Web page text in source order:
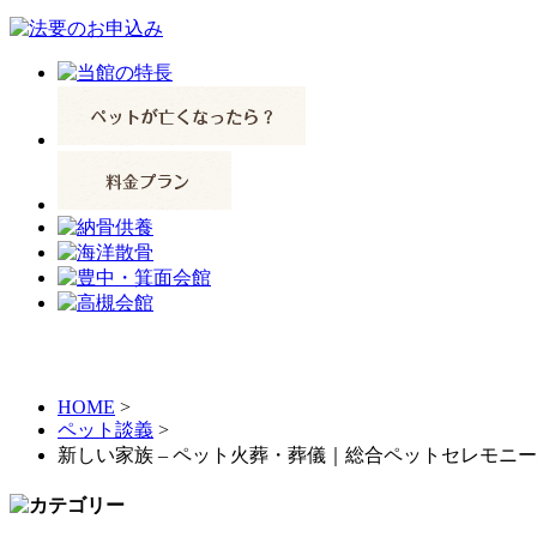
HOME >
ペット談義 >
新しい家族 – ペット火葬・葬儀｜総合ペットセレモニ